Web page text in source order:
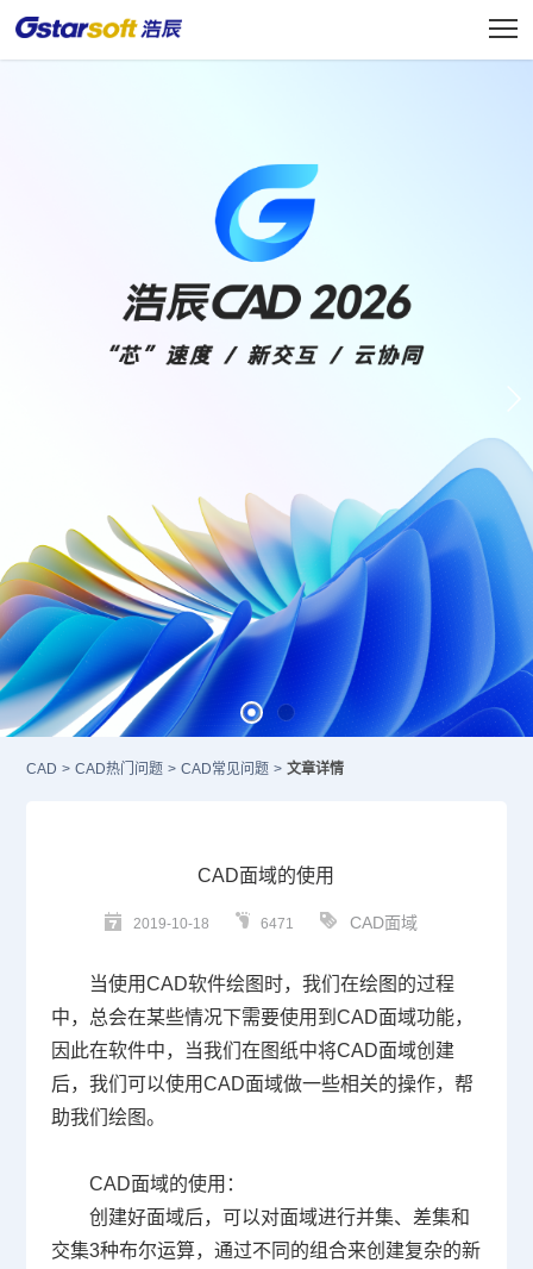
CAD > CAD热门问题 > CAD常见问题 > 文章详情
CAD面域的使用
2019-10-18 6471 CAD面域
当使用CAD软件绘图时，我们在绘图的过程
中，总会在某些情况下需要使用到 CAD面域功能，
因此在软件中，当我们在图纸中将CAD面域创建
后，我们可以使用CAD面域做一些相关的操作，帮
助我们绘图。
CAD面域的使用：
创建好面域后，可以对面域进行并集、差集和
交集3种布尔运算，通过不同的组合来创建复杂的新